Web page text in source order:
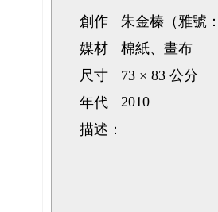
創作
朱金榛（雅號
媒材
棉紙、畫布
尺寸
73 × 83 公分
年代
2010
描述：